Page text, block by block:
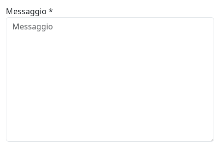
Messaggio *